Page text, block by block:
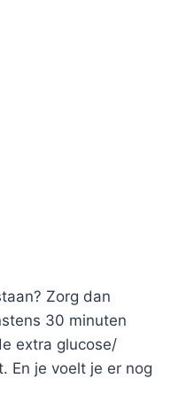
Zorg dan
30 minuten
extra glucose/
En je voelt je er nog